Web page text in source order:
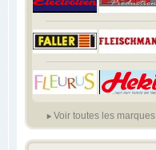
Voir toutes les marques